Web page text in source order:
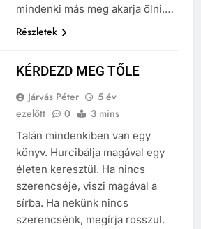
mindenki más meg akarja ölni,…
Részletek
KÉRDEZD MEG TŐLE
Járvás Péter
5 év
ezelőtt
0 3 mins
Talán mindenkiben van egy
könyv. Hurcibálja magával egy
életen keresztül. Ha nincs
szerencséje, viszi magával a
sírba. Ha nekünk nincs
szerencsénk, megírja rosszul.